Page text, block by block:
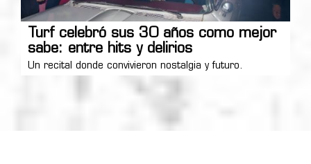
Turf celebró sus 30 años como mejor
sabe: entre hits y delirios
Un recital donde convivieron nostalgia y futuro.